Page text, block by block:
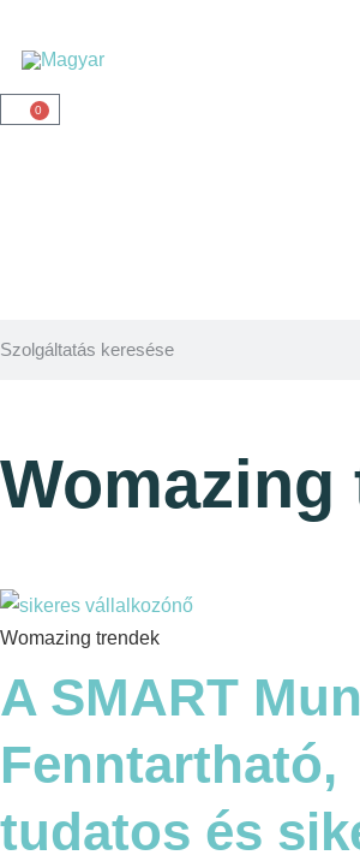
0
Womazing
Womazing trendek
A SMART
Fenntartható,
tudatos és